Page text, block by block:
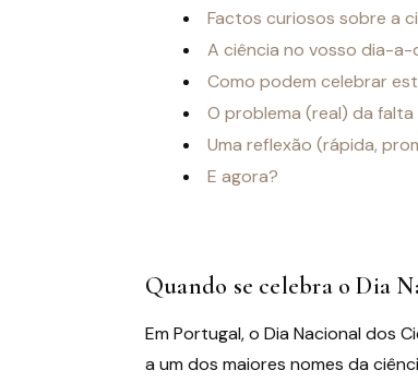
Factos curiosos sobre a
A ciência no vosso dia-
Como podem celebrar
O problema (real) da
Uma reflexão (rápida,
E agora?
Quando se celebra o Dia
Em Portugal, o Dia Nacional dos
a um dos maiores nomes da